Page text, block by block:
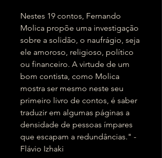
Nestes 19 contos, Fernando
Molica propõe uma investigação
sobre a solidão, o naufrágio, seja
ele amoroso, religioso, político
ou financeiro. A virtude de um
bom contista, como Molica
mostra ser mesmo neste seu
primeiro livro de contos, é saber
traduzir em algumas páginas a
densidade de pessoas ímpares
que escapam a redundâncias." -
Flávio Izhaki